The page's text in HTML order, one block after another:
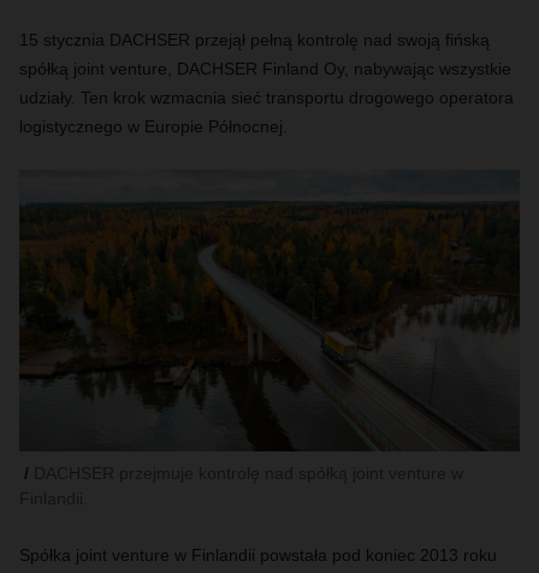
15 stycznia DACHSER przejął pełną kontrolę nad swoją fińską
spółką joint venture, DACHSER Finland Oy, nabywając wszystkie
udziały. Ten krok wzmacnia sieć transportu drogowego operatora
logistycznego w Europie Północnej.
Spółka joint venture w Finlandii powstała pod koniec 2013 roku